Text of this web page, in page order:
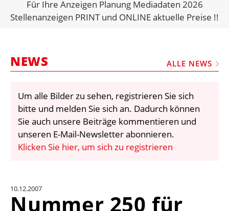
BRANCHENLINKS
VERMIETER
VIDEOS
BIBLIOTHEK
KRAN & BÜHNE
EINHEITENKONVERTER
Für Ihre Anzeigen Planung Mediadaten 2026
Stellenanzeigen PRINT und ONLINE aktuelle Preise !!
NEWS ALLE NEWS
Um alle Bilder zu sehen, registrieren Sie sich
bitte und melden Sie sich an. Dadurch können
Sie auch unsere Beiträge kommentieren und
unseren E-Mail-Newsletter abonnieren.
Klicken Sie hier, um sich zu registrieren
10.12.2007
Nummer 250 für